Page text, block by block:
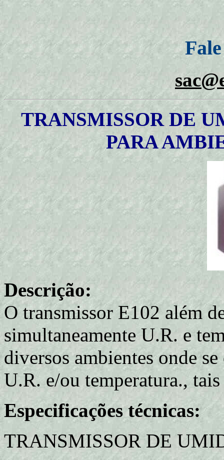
TRANSMISSOR DE
PARA
Descrição:
O transmissor E102 além
simultaneamente U.R. e
diversos ambientes onde
U.R. e/ou temperatura.,
Especificações técnicas:
TRANSMISSOR DE